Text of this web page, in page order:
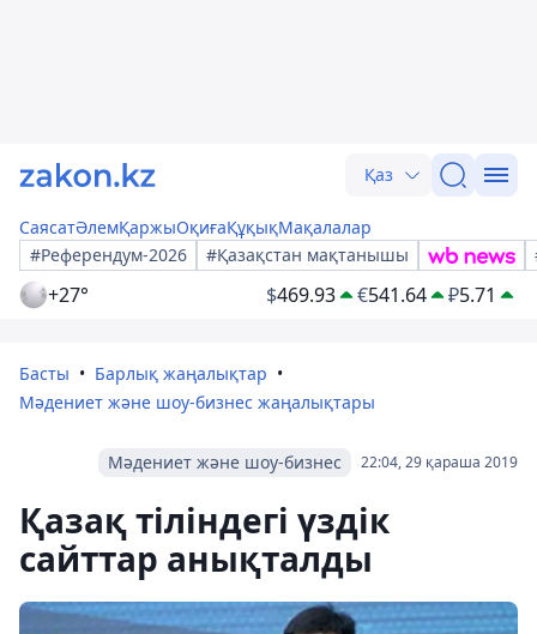
Қаз
СаясатӘлемҚаржыОқиғаҚұқықМақалалар
#Референдум-2026
#Қазақстан мақтанышы
+27° $469.93 €541.64 ₽5.71
Басты
Барлық жаңалықтар
Мәдениет және шоу-бизнес жаңалықтары
22:04, 29 қараша 2019
Мәдениет және шоу-бизнес
Қазақ тіліндегі үздік
сайттар анықталды